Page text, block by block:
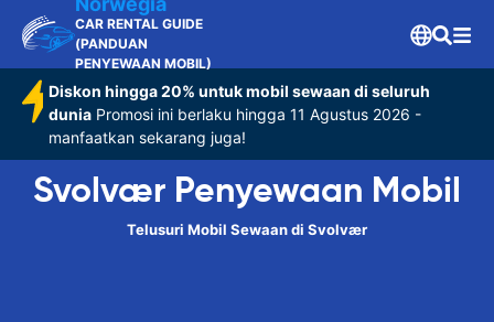
CAR RENTAL GUIDE
(PANDUAN
PENYEWAAN MOBIL)
Diskon hingga 20% untuk mobil sewaan di seluruh
dunia Promosi ini berlaku hingga 11 Agustus 2026 -
manfaatkan sekarang juga!
Svolvær Penyewaan Mobil
Telusuri Mobil Sewaan di Svolvær